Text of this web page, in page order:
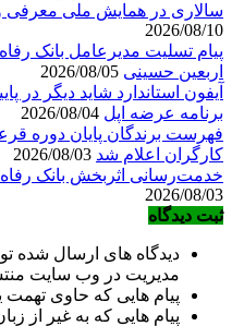
سالاری در همایش ملی معرفی و
2026/08/10
پیام تسلیت مدیرعامل بانک
اربعین حسینی
آیفون استاندارد شاید دیگر در
برنامه عرضه اپل
فهرست برندگان پایان دوره
کارگران اعلام شد
خدمت‌رسانی اثربخش بانک رفاه
2026/08/03
ثبت دیدگاه
دیدگاه های ارسال شده
مدیریت در وب سایت
پیام هایی که حاوی تهمت
پیام هایی که به غیر از